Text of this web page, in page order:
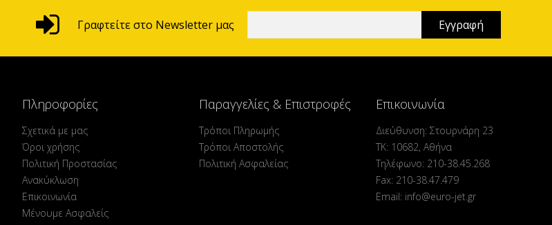
Γραφτείτε στο Newsletter μας
Πληροφορίες
Σχετικά με μας
Όροι χρήσης
Πολιτική Προστασίας
Ανακύκλωση
Επικοινωνία
Μένουμε Ασφαλείς
Παραγγελίες & Επιστροφές
Τρόποι Πληρωμής
Τρόποι Αποστολής
Πολιτική Ασφαλείας
Επικοινωνία
Διεύθυνση: Στουρνάρη 23
ΤΚ: 10682, Αθήνα
Τηλέφωνο: 210-38.45.268
Fax: 210-38.47.479
Email: info@euro-jet.gr